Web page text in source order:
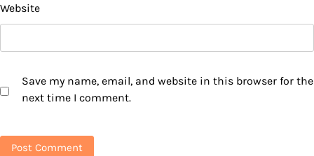
Website
Save my name, email, and website in this browser for the
next time I comment.